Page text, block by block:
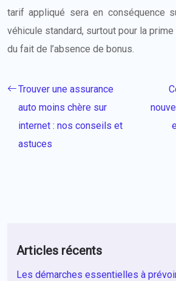
tarif appliqué sera en conséquence
véhicule standard, surtout pour la prime
du fait de l’absence de bonus.
Trouver une assurance
auto moins chère sur
internet : nos conseils et
astuces
Articles récents
Les démarches essentielles à